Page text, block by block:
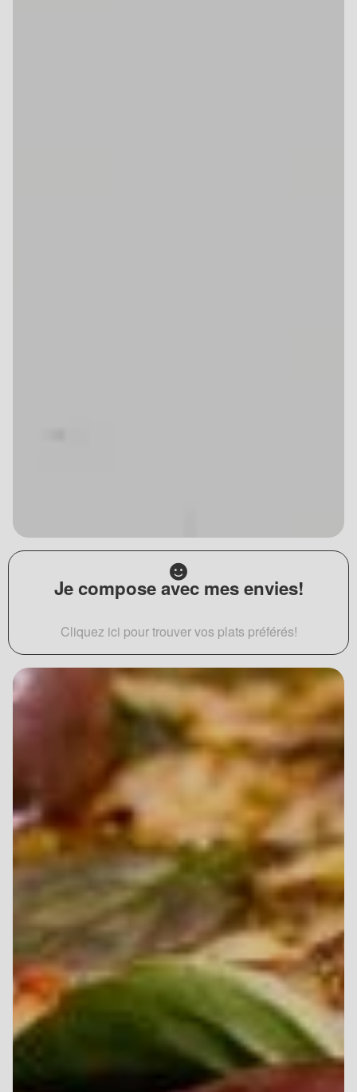
Je compose avec mes envies!
Cliquez ici pour trouver vos plats préférés!